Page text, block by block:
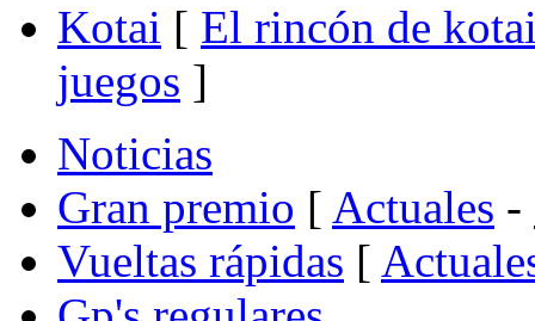
Kotai [ El rincón de
juegos ]
Noticias
Gran premio [ Actuales -
Vueltas rápidas [